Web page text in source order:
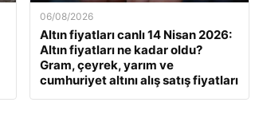
06/08/2026
Altın fiyatları canlı 14 Nisan 2026:
Altın fiyatları ne kadar oldu?
Gram, çeyrek, yarım ve
cumhuriyet altını alış satış fiyatları